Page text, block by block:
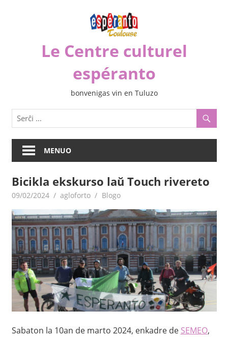
Le Centre culturel
espéranto
bonvenigas vin en Tuluzo
MENUO
Bicikla ekskurso laŭ Touch rivereto
09/02/2024 agloforto Blogo
Sabaton la 10an de marto 2024, enkadre de SEMEO,